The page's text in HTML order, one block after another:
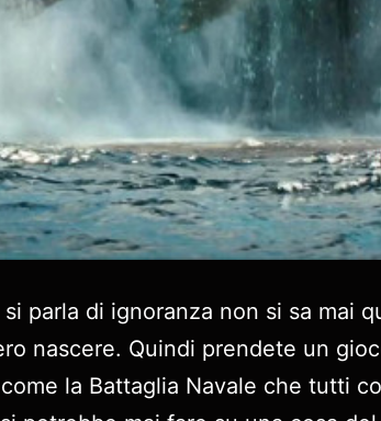
parla di ignoranza non si sa mai
nascere. Quindi prendete un
la Battaglia Navale che tutti